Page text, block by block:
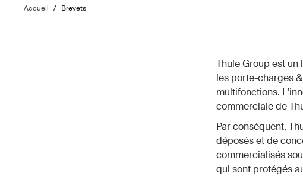
Accueil / Brevets
Thule Group est
les porte-charges
multifonctions.
commerciale de
Par conséquent,
déposés et de
commercialisés
qui sont protégés